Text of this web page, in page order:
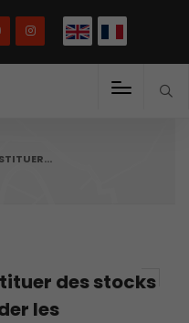
des stocks
les
(English)